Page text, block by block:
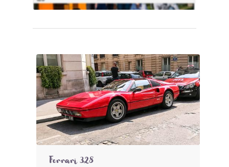
Ferrari 328